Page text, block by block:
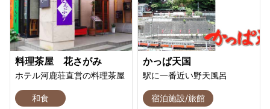
料理茶屋 花さがみ
ホテル河鹿荘直営の料理茶屋
和食
かっぱ天国
駅に一番近い野天風呂
宿泊施設/旅館